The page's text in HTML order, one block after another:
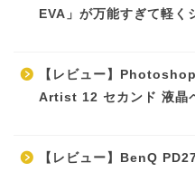
EVA」が万能すぎて軽く
【レビュー】
Artist 12 セカンド 液晶
【レビュー】BenQ